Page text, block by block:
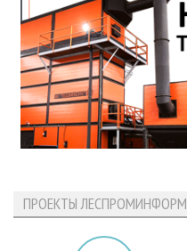
ПРОЕКТЫ ЛЕСПРОМИНФОРМ